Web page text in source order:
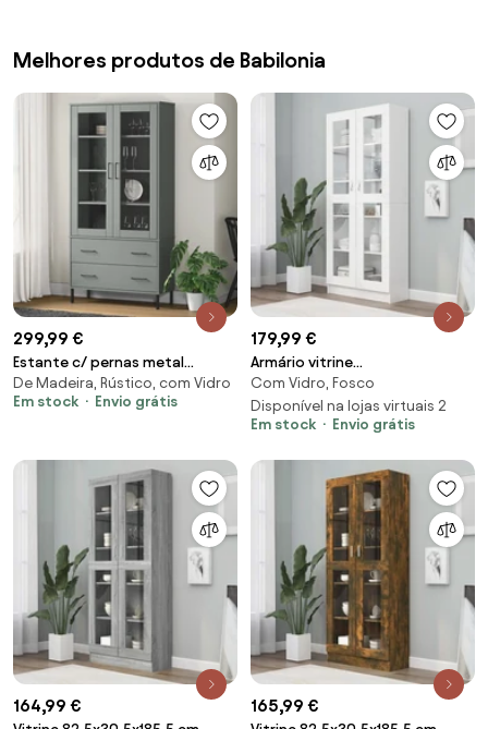
Melhores produtos de Babilonia
299,99 €
Estante c/ pernas metal
85x35x172,5 cm madeira OSLO
cinzento
De Madeira, Rústico, com Vidro
Em stock
Envio grátis
179,99 €
Armário vitrine
82,5x30,5x185,5cm
contraplacado branco
Com Vidro, Fosco
Disponível na lojas virtuais 2
Em stock
Envio grátis
164,99 € 165,99 €